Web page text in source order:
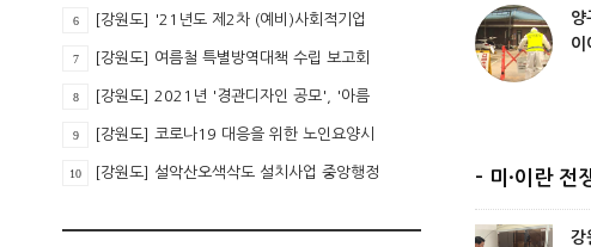
양
이
- 미·이란 전
강
6
[강원도] '21년도 제2차 (예비)사회적기업
7
[강원도] 여름철 특별방역대책 수립 보고회
8
[강원도] 2021년 '경관디자인 공모', '아름
9
[강원도] 코로나19 대응을 위한 노인요양시
10
[강원도] 설악산오색삭도 설치사업 중앙행정